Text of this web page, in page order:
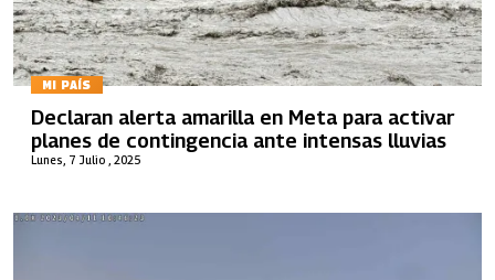
MI PAÍS
Lunes, 7 Julio , 2025
Declaran alerta amarilla en Meta para activar
planes de contingencia ante intensas lluvias